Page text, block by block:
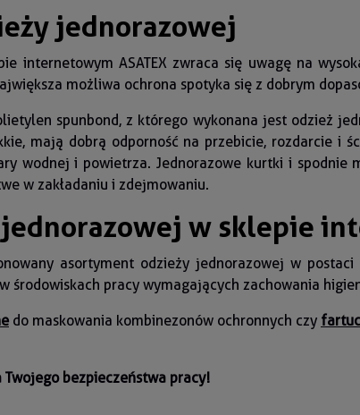
jednorazowej
internetowym ASATEX zwraca się uwagę na
możliwa ochrona spotyka się z dobrym
spunbond, z którego wykonana jest odzież
mają dobrą odporność na przebicie, rozdarcie i
wodnej i powietrza. Jednorazowe kurtki i spodnie
w zakładaniu i zdejmowaniu.
w sklepie
asortyment odzieży jednorazowej w
pracy wymagających zachowania
do maskowania kombinezonów ochronnych czy
Twojego bezpieczeństwa pracy!